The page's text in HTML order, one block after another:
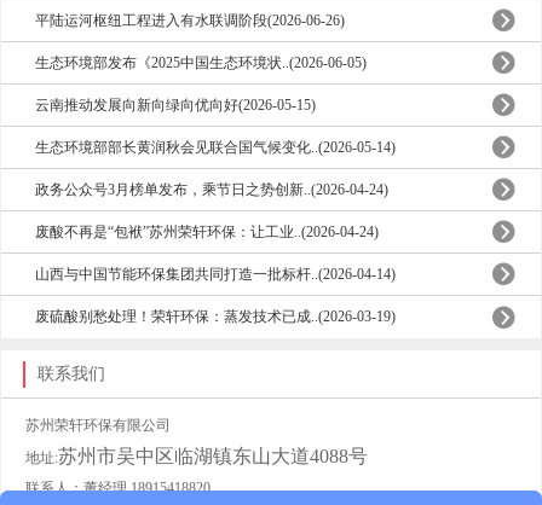
平陆运河枢纽工程进入有水联调阶段(2026-06-26)
生态环境部发布《2025中国生态环境状..(2026-06-05)
云南推动发展向新向绿向优向好(2026-05-15)
生态环境部部长黄润秋会见联合国气候变化..(2026-05-14)
政务公众号3月榜单发布，乘节日之势创新..(2026-04-24)
废酸不再是“包袱”苏州荣轩环保：让工业..(2026-04-24)
山西与中国节能环保集团共同打造一批标杆..(2026-04-14)
废硫酸别愁处理！荣轩环保：蒸发技术已成..(2026-03-19)
联系我们
苏州荣轩环保有限公司
地址:苏州市吴中区临湖镇东山大道4088号
联系人：董经理 18915418820